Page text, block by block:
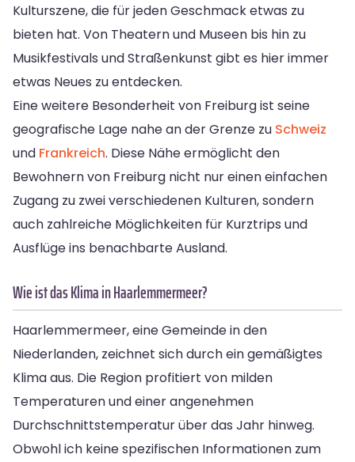
Kulturszene, die für jeden Geschmack etwas zu
bieten hat. Von Theatern und Museen bis hin zu
Musikfestivals und Straßenkunst gibt es hier immer
etwas Neues zu entdecken.
Eine weitere Besonderheit von Freiburg ist seine
geografische Lage nahe an der Grenze zu Schweiz
und Frankreich. Diese Nähe ermöglicht den
Bewohnern von Freiburg nicht nur einen einfachen
Zugang zu zwei verschiedenen Kulturen, sondern
auch zahlreiche Möglichkeiten für Kurztrips und
Ausflüge ins benachbarte Ausland.
Wie ist das Klima in Haarlemmermeer?
Haarlemmermeer, eine Gemeinde in den
Niederlanden, zeichnet sich durch ein gemäßigtes
Klima aus. Die Region profitiert von milden
Temperaturen und einer angenehmen
Durchschnittstemperatur über das Jahr hinweg.
Obwohl ich keine spezifischen Informationen zum